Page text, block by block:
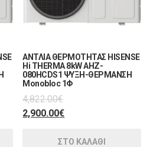
ΑΝΤΛΙΑ ΘΕΡΜΟΤΗΤΑΣ HISENSE
Hi THERMA 8kW AHZ-
080HCDS1 ΨΥΞΗ-ΘΕΡΜΑΝΣΗ
Monobloc 1Φ
4,822.00€
2,900.00€
ΣΤΟ ΚΑΛΑΘΙ